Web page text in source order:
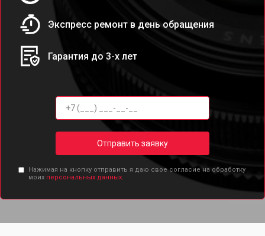
Экспресс ремонт в день обращения
Гарантия до 3-х лет
Отправить заявку
Нажимая на кнопку отправить я даю свое согласие на обработку
моих персональных данных.